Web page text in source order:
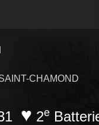
CHAMOND
♥ 2e